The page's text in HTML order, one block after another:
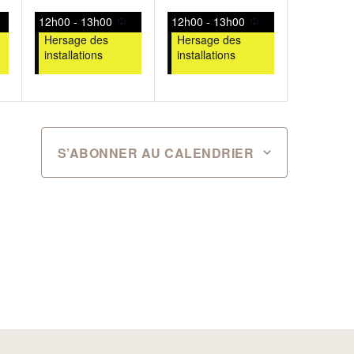
évènement,
12h00- 13h00
Hersage des
installations
évènement,
12h00- 13h00
Hersage des
installations
S’ABONNER AU CALENDRIER